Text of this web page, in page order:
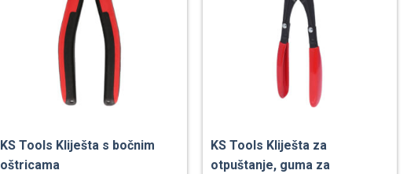
KS Tools Kliješta s bočnim
oštricama
KS Tools Kliješta za
otpuštanje, guma za